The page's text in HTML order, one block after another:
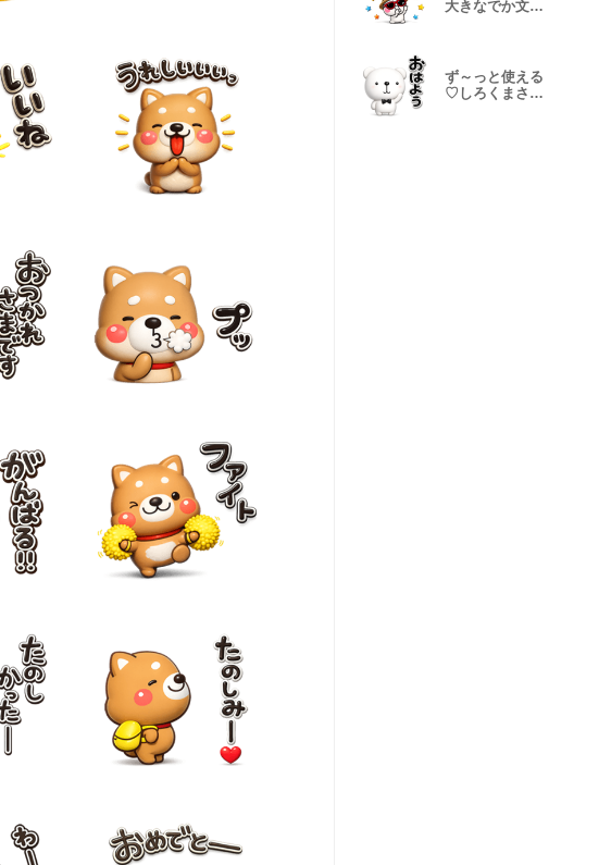
大きなでか文字
ず～っと使える
♡しろくまさん